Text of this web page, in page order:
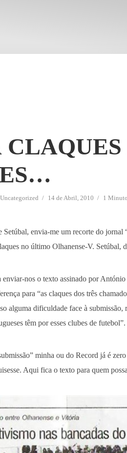
Uncategorized 14 de Abril, 2010 1
envia-me um recorte do jornal
no último Olhanense-V. Setúbal,
nos o texto assinado por
para “as claques dos três
alguma dificuldade face à submissão,
têm por esses clubes de futebol”.
minha ou do Record já é
Aqui fica o texto para quem